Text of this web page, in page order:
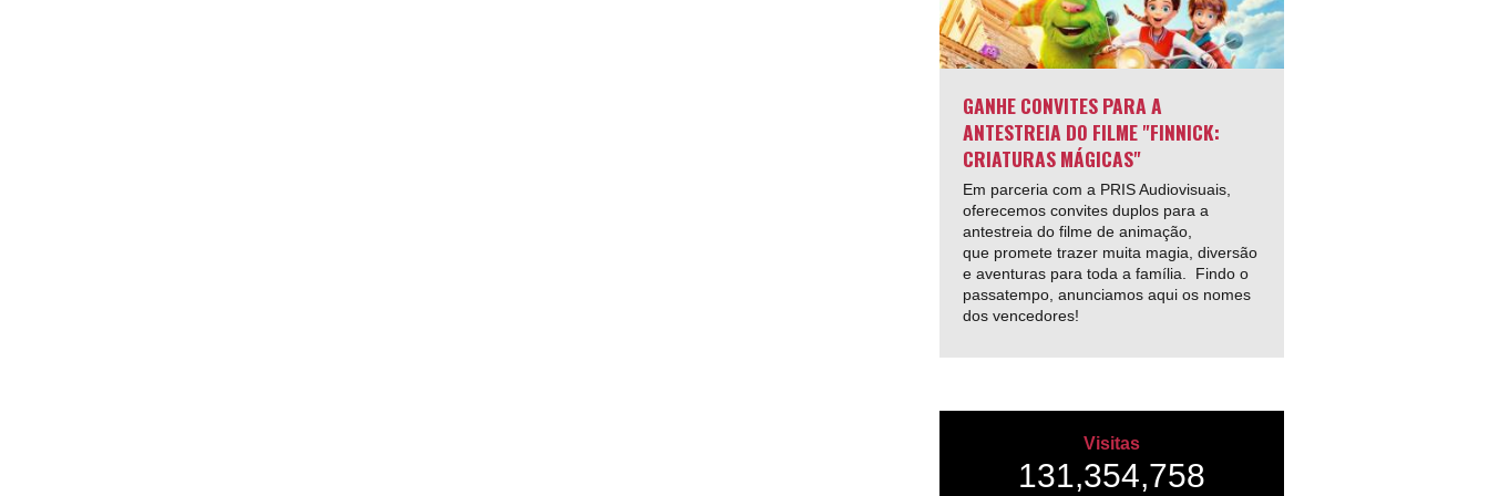
GANHE CONVITES PARA A
ANTESTREIA DO FILME "FINNICK:
CRIATURAS MÁGICAS"
Em parceria com a PRIS Audiovisuais,
oferecemos convites duplos para a
antestreia do filme de animação,
que promete trazer muita magia, diversão
e aventuras para toda a família. Findo o
passatempo, anunciamos aqui os nomes
dos vencedores!
Visitas
131,354,758